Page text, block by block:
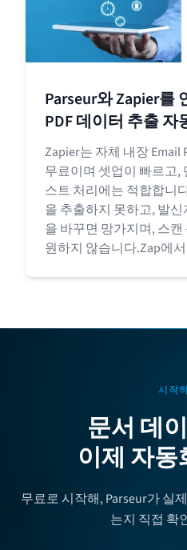
Parseur와 Zapier를
PDF 데이터 추출 자
Zapier는 자체 내장 Email
무료이며 셋업이 빠르고,
스트 처리에는 적합합니
을 추출하지 못하고, 발
을 바꾸면 망가지며, 스캔
원하지 않습니다.Zap에
시작
문서 데
이제 자
무료로 시작해, Parseur가 실
는지 직접 확